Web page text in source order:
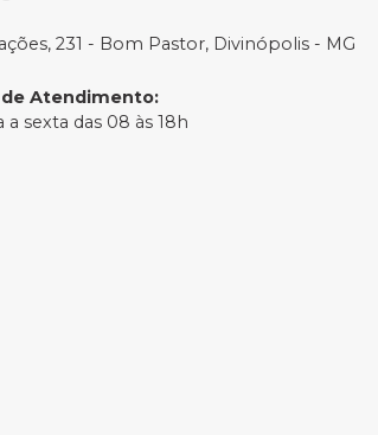
231 - Bom Pastor, Divinópolis - MG
de Atendimento:
a sexta das 08 às 18h